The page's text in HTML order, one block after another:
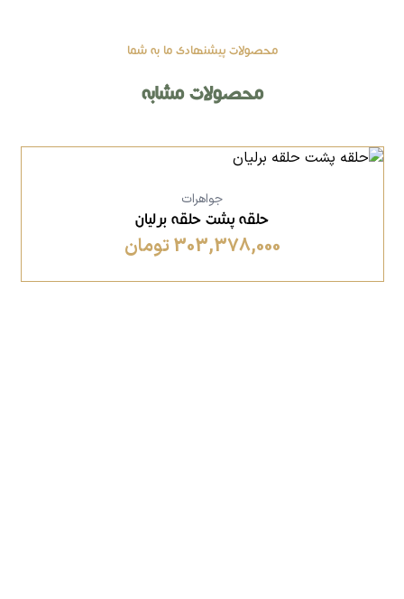
محصولات پیشنهادی ما به شما
محصولات مشابه
جواهرات
حلقه پشت حلقه برلیان
303,378,000 تومان